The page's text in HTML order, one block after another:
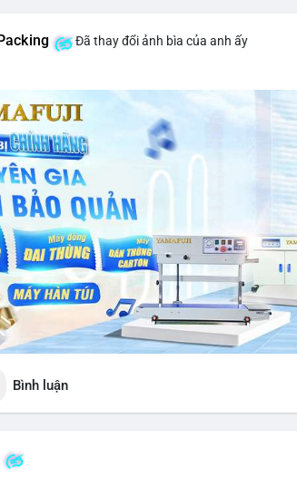
Đã thay đổi ảnh bìa của anh ấy
Bình luận